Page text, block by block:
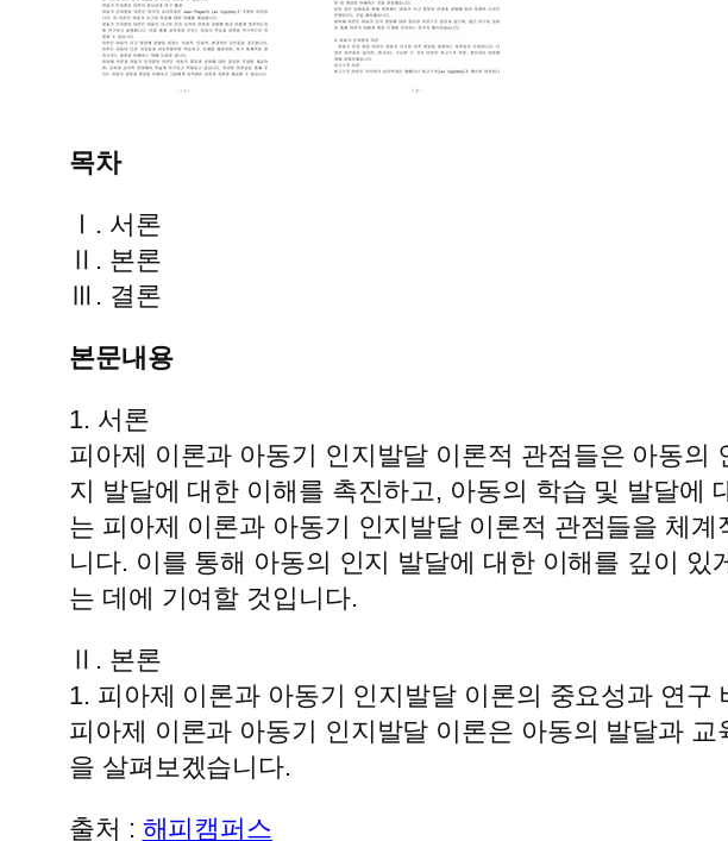
목차
Ⅰ. 서론
Ⅱ. 본론
Ⅲ. 결론
본문내용
1. 서론
피아제 이론과 아동기 인지발달 이론적 관점들은 아동
지 발달에 대한 이해를 촉진하고, 아동의 학습 및 발달에
는 피아제 이론과 아동기 인지발달 이론적 관점들을 체
니다. 이를 통해 아동의 인지 발달에 대한 이해를 깊이
는 데에 기여할 것입니다.
Ⅱ. 본론
1. 피아제 이론과 아동기 인지발달 이론의 중요성과 연구
피아제 이론과 아동기 인지발달 이론은 아동의 발달과
을 살펴보겠습니다.
출처 : 해피캠퍼스